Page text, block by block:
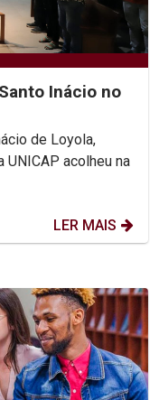
Inácio no
de Loyola,
UNICAP acolheu na
LER MAIS